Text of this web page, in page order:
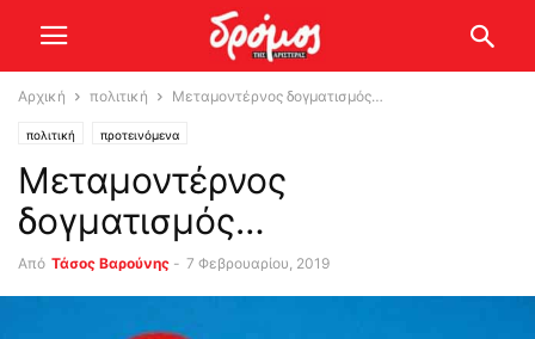
Αρχική πολιτική Μεταμοντέρνος δογματισμός…
πολιτική προτεινόμενα
Μεταμοντέρνος
δογματισμός…
Από Τάσος Βαρούνης - 7 Φεβρουαρίου, 2019